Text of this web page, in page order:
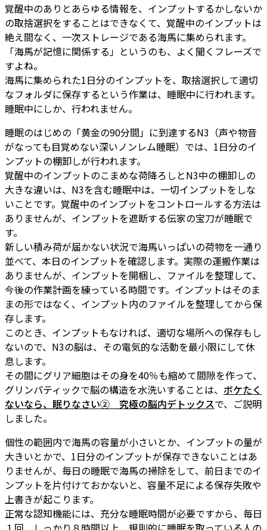
覚醒中のありとあらゆる情報を、インプットするかしないか
の取捨選択をすることはできなくて、覚醒中のインプットは
絶え間なく、一次ストレージである海馬に集められます。
「海馬が記憶に関係する」というのも、よく聞くフレーズで
すよね。
海馬に集められた1日分のインプットを、取捨選択して適切
なフォルダに保存するという作業は、睡眠中に行われます。
睡眠中にしか、行われません。
睡眠のはじめの「黄金の90分間」に到達するN3（声や物音
がなっても目覚めない深いノンレム睡眠）では、1日分のイ
ンプットの棚卸しが行われます。
覚醒中のインプットのこまめな荷降ろしとN3中の棚卸しの
大きな違いは、N3を含む睡眠中は、一切インプットをしな
いことです。覚醒中のインプットをコントロールする方法は
ありませんが、インプットを遮断する伝家の宝刀が睡眠で
す。
新しい積み荷が届かない状況で海馬いっぱいの荷物を一通り
並べて、本日のインプットを確認します。実際の運搬作業は
ありませんが、インプットを開梱し、ファイルを整理して、
今後の作業計画を練っている時間です。インプットはそのま
まの形ではなく、インプット内のファイルを整理してから保
存します。
このとき、インプットもなければ、適切な場所への保存もし
ないので、N3の脳は、その電気的な活動を最小限にして休
息します。
その間にグリア細胞はその身を40％も縮めて間隙を作って、
グリンパティックで脳の構造を水洗いすることは、 ボケたく
ないなら、眠りなさい② 究極の脳内デトックスで、ご説明
しました。
個性の範囲内で海馬の容量が小さいとか、インプットの量が
大きいとかで、1日分のインプットが保存できないことはあ
りませんが、毎日の睡眠で海馬の掃除をして、前日までのイ
ンプットを片付けておかないと、容量不足による保存失敗や
上書きが起こります。
正常な認知機能には、充分な睡眠時間が必要ですから、毎日